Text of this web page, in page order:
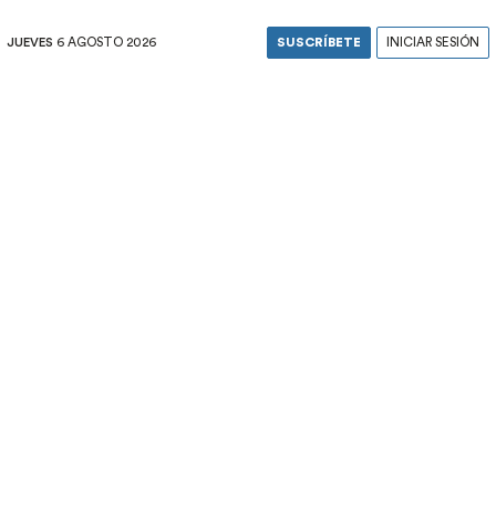
JUEVES 6 AGOSTO 2026 SUSCRÍBETE INICIAR SESIÓN